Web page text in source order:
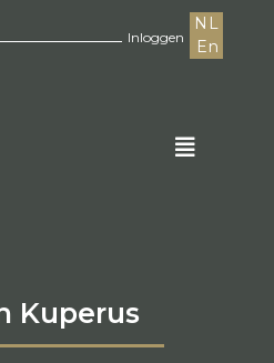
Inloggen
NL
En
Kuperus